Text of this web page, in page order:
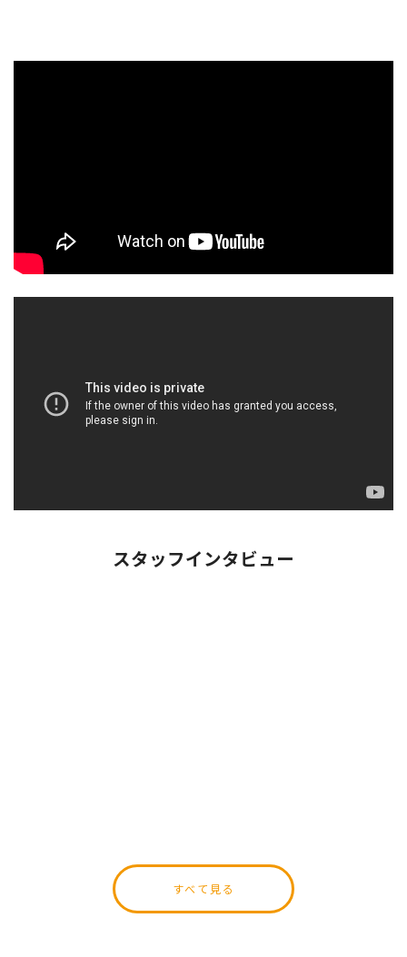
スタッフインタビュー
すべて見る